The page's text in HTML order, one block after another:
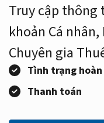
Truy cập thông
khoản Cá
Chuyên gia
Tình trạng
Thanh toán